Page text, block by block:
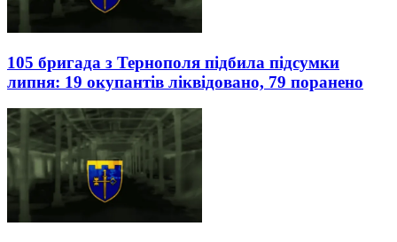
105 бригада з Тернополя підбила підсумки
липня: 19 окупантів ліквідовано, 79 поранено